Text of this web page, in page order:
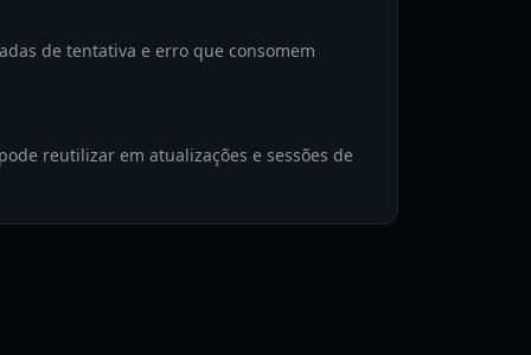
de tentativa e erro que consomem
reutilizar em atualizações e sessões de